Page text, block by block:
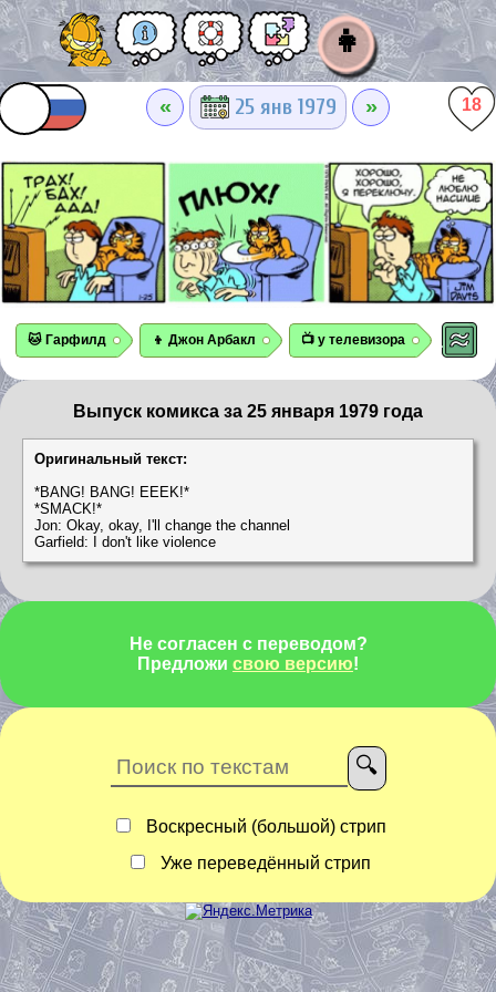
👧
« 25 янв 1979 » 18
🐱 Гарфилд 👦 Джон Арбакл 📺 у телевизора
Выпуск комикса за 25 января 1979 года
Оригинальный текст:
*BANG! BANG! EEEK!*
*SMACK!*
Jon: Okay, okay, I'll change the channel
Garfield: I don't like violence
Не согласен с переводом?
Предложи свою версию!
Воскресный (большой) стрип
Уже переведённый стрип